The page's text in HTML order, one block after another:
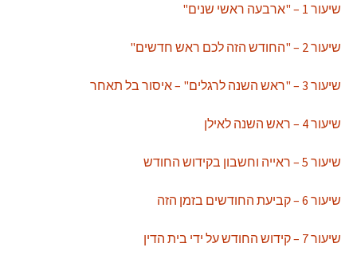
שיעור 1 – "ארבעה ראשי שנים"
שיעור 2 – "החודש הזה לכם ראש חדשים"
שיעור 3 – "ראש השנה לרגלים" – איסור בל תאחר
שיעור 4 – ראש השנה לאילן
שיעור 5 – ראייה וחשבון בקידוש החודש
שיעור 6 – קביעת החודשים בזמן הזה
שיעור 7 – קידוש החודש על ידי בית הדין